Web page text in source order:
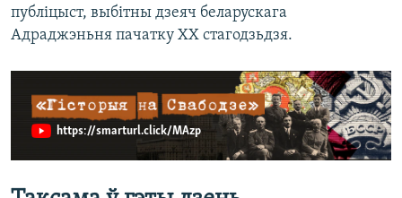
публіцыст, выбітны дзеяч беларускага
Адраджэньня пачатку XX стагодзьдзя.
https://smarturl.click/MAzp